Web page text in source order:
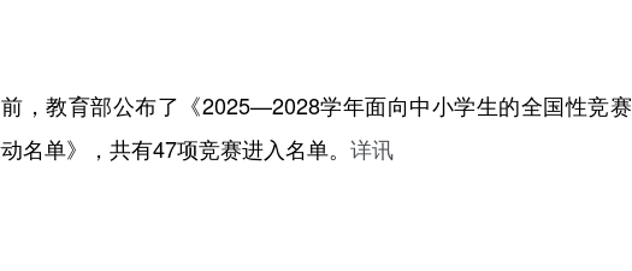
，教育部公布了《2025—2028学年面向中小学生的全国性竞赛
名单》，共有47项竞赛进入名单。 详讯